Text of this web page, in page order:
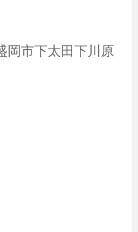
岡市下太田下川原